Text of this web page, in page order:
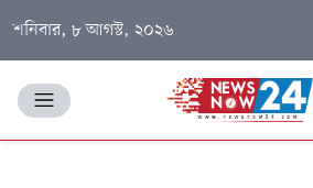
শনিবার, ৮ আগস্ট, ২০২৬